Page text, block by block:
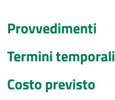
Provvedimenti
Termini temporali
Costo previsto